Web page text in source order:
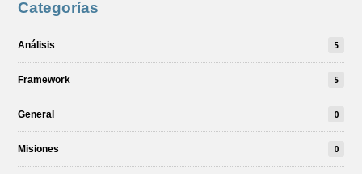
Categorías
Análisis 5
Framework 5
General 0
Misiones 0